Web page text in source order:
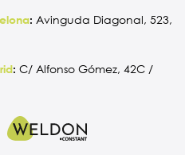
: Avinguda Diagonal, 523,
: C/ Alfonso Gómez, 42C /